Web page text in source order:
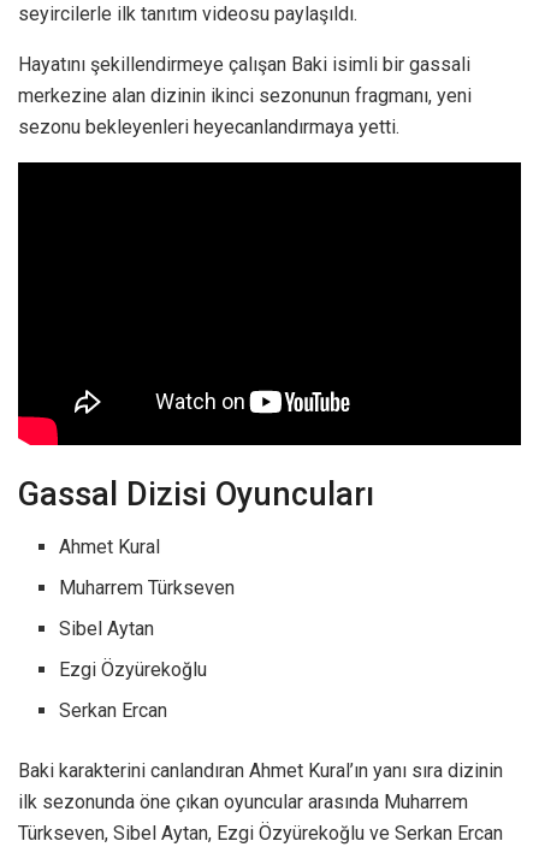
seyircilerle ilk tanıtım videosu paylaşıldı.
Hayatını şekillendirmeye çalışan Baki isimli bir gassali
merkezine alan dizinin ikinci sezonunun fragmanı, yeni
sezonu bekleyenleri heyecanlandırmaya yetti.
Gassal Dizisi Oyuncuları
Ahmet Kural
Muharrem Türkseven
Sibel Aytan
Ezgi Özyürekoğlu
Serkan Ercan
Baki karakterini canlandıran Ahmet Kural’ın yanı sıra dizinin
ilk sezonunda öne çıkan oyuncular arasında Muharrem
Türkseven, Sibel Aytan, Ezgi Özyürekoğlu ve Serkan Ercan